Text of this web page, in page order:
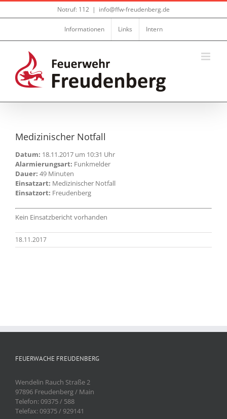
Zum
Notruf: 112 | info@ffw-freudenberg.de
Informationen Links Intern
Medizinischer Notfall
Datum: 18.11.2017 um 10:31 Uhr
Alarmierungsart: Funkmelder
Dauer: 49 Minuten
Einsatzart: Medizinischer Notfall
Einsatzort: Freudenberg
Kein Einsatzbericht vorhanden
18.11.2017
FEUERWACHE FREUDENBERG
Wendelin Rauch Straße 2
97896 Freudenberg / Main
Telefon: 09375 / 588
Telefax: 09375 / 929141